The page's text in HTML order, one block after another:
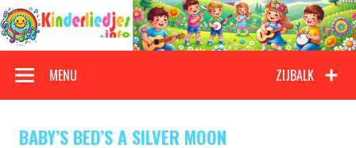
Doorgaan
naar
inhoud
Kinderliedjes
ZIJBALK
MENU
BABY’S BED’S A SILVER MOON